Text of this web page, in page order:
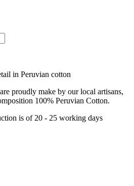
in Peruvian cotton
proudly make by our local artisans,
100% Peruvian Cotton.
is of 20 - 25 working days